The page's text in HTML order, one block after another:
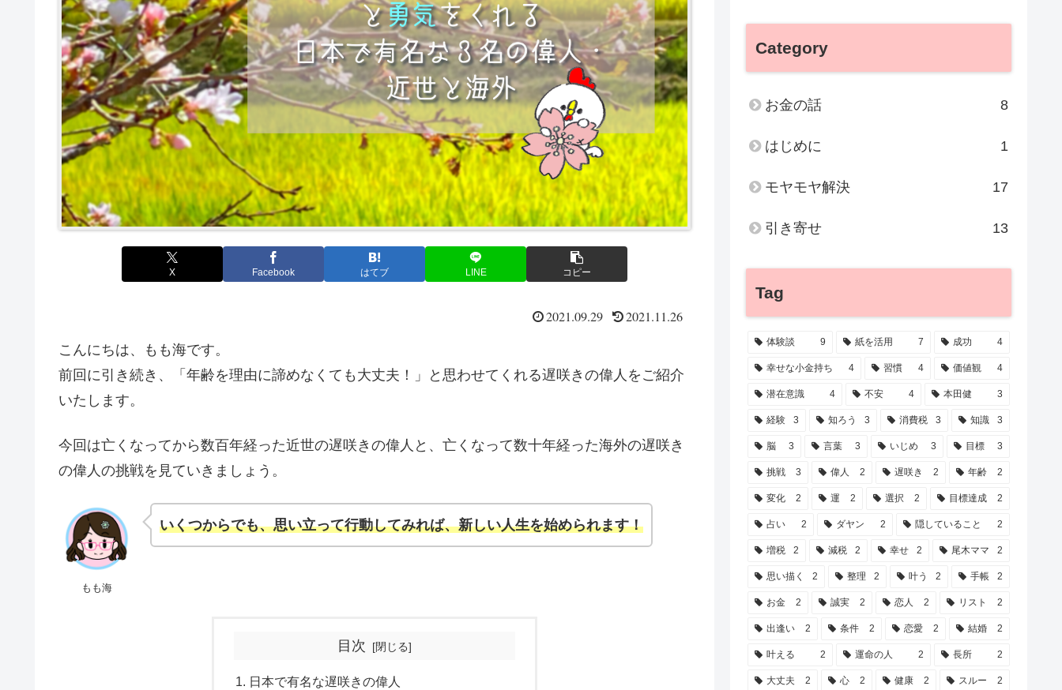
X Facebook はてブ LINE コピー
2021.09.29 2021.11.26
こんにちは、もも海です。
前回に引き続き、「年齢を理由に諦めなくても大丈夫！」と思わせてくれる遅咲きの偉人をご紹介
いたします。
今回は亡くなってから数百年経った近世の遅咲きの偉人と、亡くなって数十年経った海外の遅咲き
の偉人の挑戦を見ていきましょう。
もも海
いくつからでも、思い立って行動してみれば、新しい人生を始められます！
目次
日本で有名な遅咲きの偉人
Category
お金の話 8
はじめに 1
モヤモヤ解決 17
引き寄せ 13
Tag
体験談 9 紙を活用 7 成功 4
幸せな小金持ち 4 習慣 4 価値観 4
潜在意識 4 不安 4 本田健 3
経験 3 知ろう 3 消費税 3 知識 3
脳 3 言葉 3 いじめ 3 目標 3
挑戦 3 偉人 2 遅咲き 2 年齢 2
変化 2 運 2 選択 2 目標達成 2
占い 2 ダヤン 2 隠していること 2
増税 2 減税 2 幸せ 2 尾木ママ 2
思い描く 2 整理 2 叶う 2 手帳 2
お金 2 誠実 2 恋人 2 リスト 2
出逢い 2 条件 2 恋愛 2 結婚 2
叶える 2 運命の人 2 長所 2
大丈夫 2 心 2 健康 2 スルー 2